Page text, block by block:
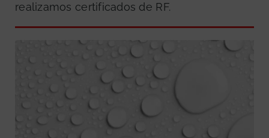
realizamos certificados de RF.